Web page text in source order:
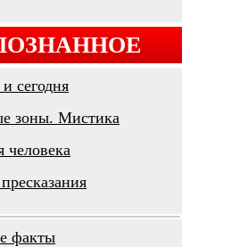
сегодня
зоны. Мистика
человека
факты